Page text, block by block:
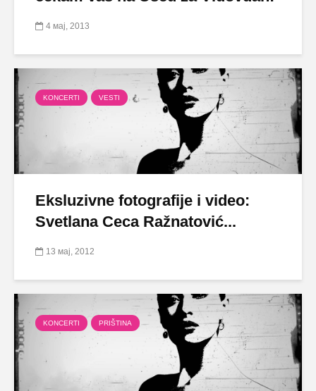
4 мај, 2013
KONCERTI VESTI
Eksluzivne fotografije i video:
Svetlana Ceca Ražnatović...
13 мај, 2012
KONCERTI PRIŠTINA